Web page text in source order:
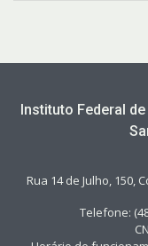
Instituto Federal
Rua 14 de Julho, 150,
Telefone: